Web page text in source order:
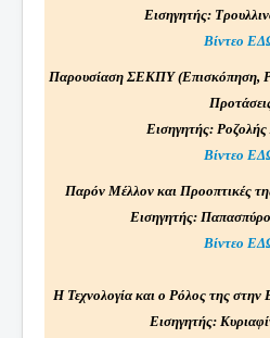
Εισηγητής:
Βίντεο
Παρουσίαση ΣΕΚΠΥ (Επισκόπηση,
Εισηγητής:
Βίντεο
Παρόν Μέλλον και Προοπτικές
Εισηγητής:
Βίντεο
Η Τεχνολογία και ο Ρόλος της
Εισηγητής: